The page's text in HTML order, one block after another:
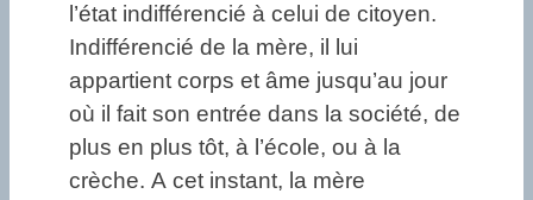
l’état indifférencié à celui de citoyen.
Indifférencié de la mère, il lui
appartient corps et âme jusqu’au jour
où il fait son entrée dans la société, de
plus en plus tôt, à l’école, ou à la
crèche. A cet instant, la mère